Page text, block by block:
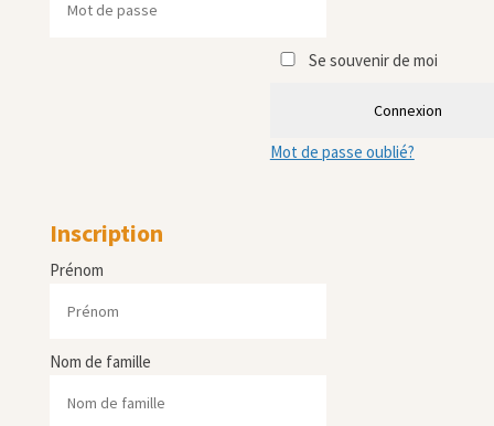
Se souvenir de moi
Connexion
Mot de passe oublié?
Inscription
Prénom
Nom de famille